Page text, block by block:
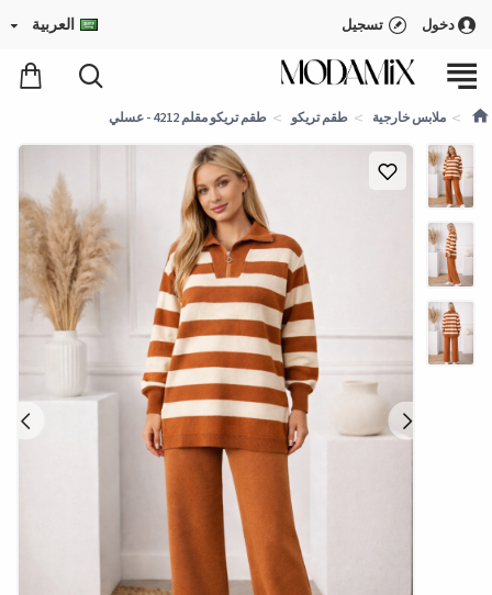
دخول تسجيل العربية
ملابس خارجية طقم تريكو طقم تريكو مقلم 4212 - عسلي